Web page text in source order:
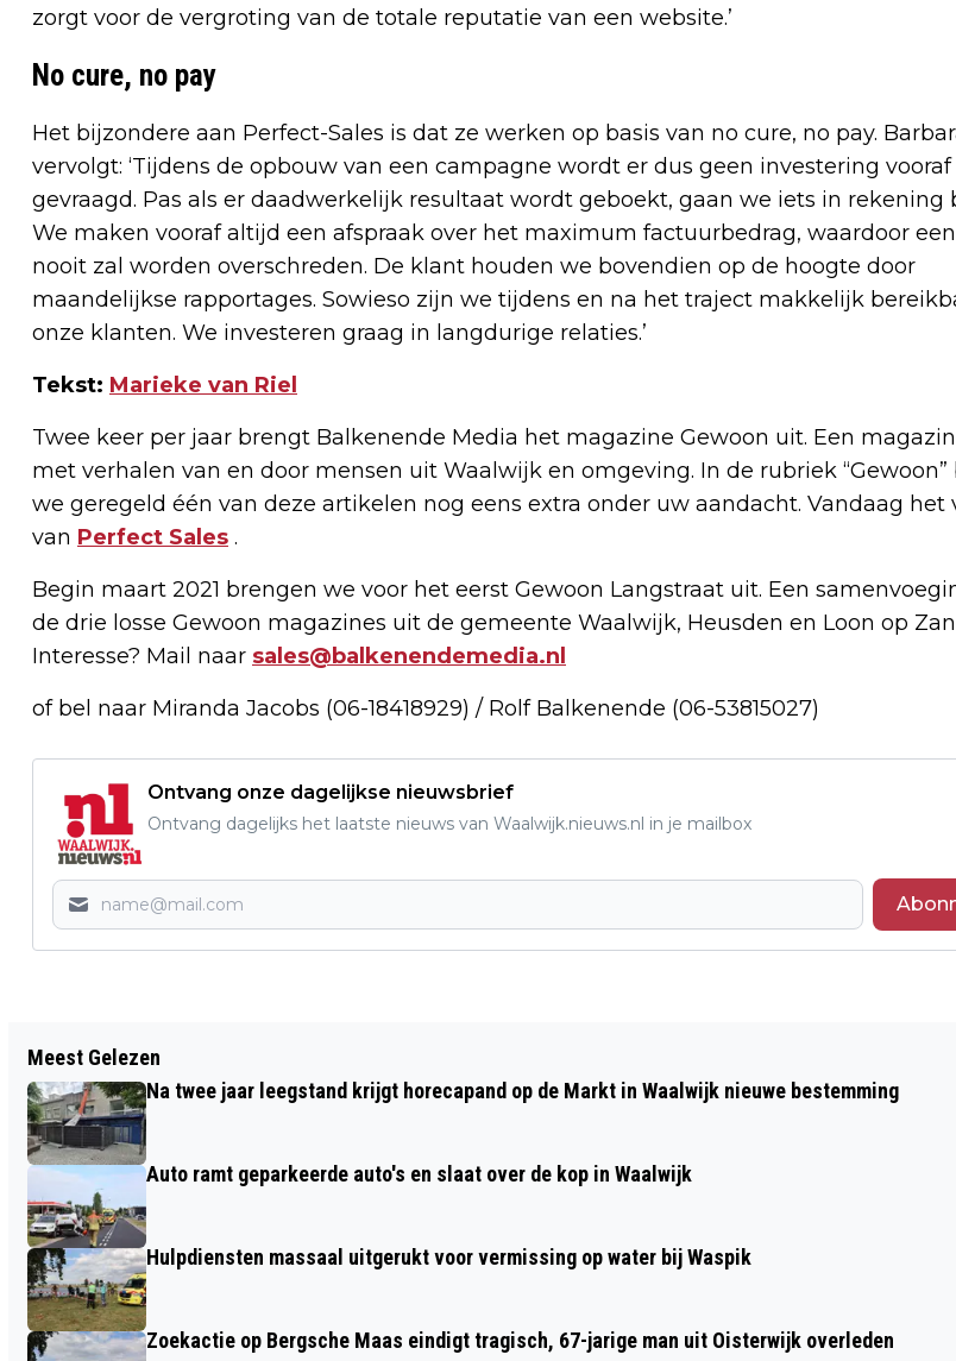
zorgt voor de vergroting van de totale reputatie van een website.’
No cure, no pay
Het bijzondere aan Perfect-Sales is dat ze werken op basis van no cure, no pay.
vervolgt: ‘Tijdens de opbouw van een campagne wordt er dus geen investering vooraf
gevraagd. Pas als er daadwerkelijk resultaat wordt geboekt, gaan we iets in rekening
We maken vooraf altijd een afspraak over het maximum factuurbedrag, waardoor
nooit zal worden overschreden. De klant houden we bovendien op de hoogte door
maandelijkse rapportages. Sowieso zijn we tijdens en na het traject makkelijk
onze klanten. We investeren graag in langdurige relaties.’
Tekst: Marieke van Riel
Twee keer per jaar brengt Balkenende Media het magazine Gewoon uit. Een
met verhalen van en door mensen uit Waalwijk en omgeving. In de rubriek “Gewoon”
we geregeld één van deze artikelen nog eens extra onder uw aandacht. Vandaag het
van Perfect Sales .
Begin maart 2021 brengen we voor het eerst Gewoon Langstraat uit. Een
de drie losse Gewoon magazines uit de gemeente Waalwijk, Heusden en Loon op
Interesse? Mail naar sales@balkenendemedia.nl
of bel naar Miranda Jacobs (06-18418929) / Rolf Balkenende (06-53815027)
Ontvang onze dagelijkse nieuwsbrief
Ontvang dagelijks het laatste nieuws van Waalwijk.nieuws.nl in je mailbox
IEDER1GELIJK WEER VAN START OP
WAALWIJKSE BASISSCHOLEN
NIEUW SCHOENENMUSEUM
Meest Gelezen
Na twee jaar leegstand krijgt horecapand op de Markt in Waalwijk nieuwe bestemming
Auto ramt geparkeerde auto's en slaat over de kop in Waalwijk
Hulpdiensten massaal uitgerukt voor vermissing op water bij Waspik
Zoekactie op Bergsche Maas eindigt tragisch, 67-jarige man uit Oisterwijk overleden